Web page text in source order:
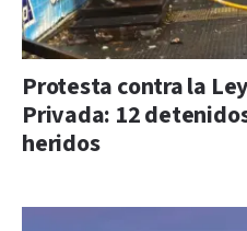
Protesta contra la
Privada: 12
heridos